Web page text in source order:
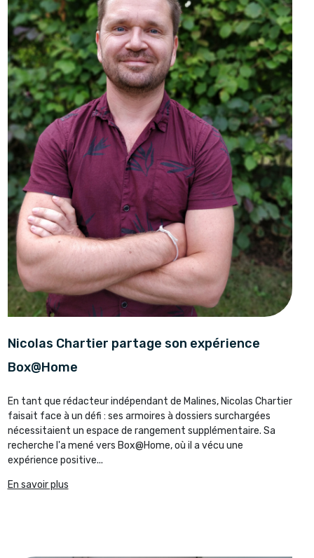
Nicolas Chartier partage son expérience
Box@Home
En tant que rédacteur indépendant de Malines, Nicolas Chartier
faisait face à un défi : ses armoires à dossiers surchargées
nécessitaient un espace de rangement supplémentaire. Sa
recherche l'a mené vers Box@Home, où il a vécu une
expérience positive...
En savoir plus